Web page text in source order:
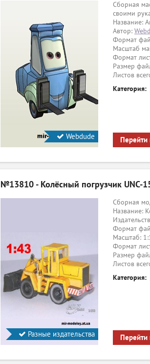
Webdude
Сборная
своими
Название:
Автор:
Формат
Масштаб
Формат
Размер
Листов
Категория:
Перейти
№13810 - Колёсный погрузчик UNC-
Разные издательства
Сборная
Название:
Формат
Масштаб:
Формат
Размер
Листов
Категория:
Перейти